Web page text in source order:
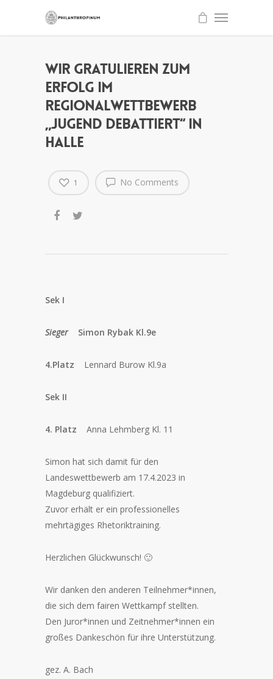
Wir gratulieren zum
Erfolg im
Regionalwettbewerb
„Jugend debattiert“ in
Halle
No Comments
1
Sek I
SiegerSimon Rybak Kl.9e
4.Platz Lennard Burow Kl.9a
Sek II
4. Platz Anna Lehmberg Kl. 11
Simon hat sich damit für den
Landeswettbewerb am 17.4.2023 in
Magdeburg qualifiziert.
Zuvor erhält er ein professionelles
mehrtägiges Rhetoriktraining.
Herzlichen Glückwunsch! 🙂
Wir danken den anderen Teilnehmer*innen,
die sich dem fairen Wettkampf stellten.
Den Juror*innen und Zeitnehmer*innen ein
großes Dankeschön für ihre Unterstützung.
gez. A. Bach